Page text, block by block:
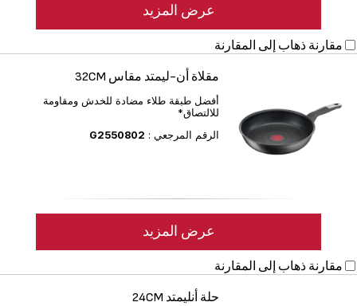
عرض المزيد
مقارنة ذهاب إلى المقارنة
مقلاة أن-ليمتد مقاس 32CM
أفضل طبقة طلاء مضادة للخدش ومقاومة
للالتصاق*
الرقم المرجعي : G2550802
عرض المزيد
مقارنة ذهاب إلى المقارنة
حلة أنليمتد 24CM